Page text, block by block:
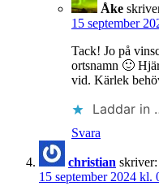
Åke
15 september
Tack! Jo på
ortsnamn 🙂
vid. Kärlek
Laddar in
Svara
christian skriver:
15 september 2024 kl.